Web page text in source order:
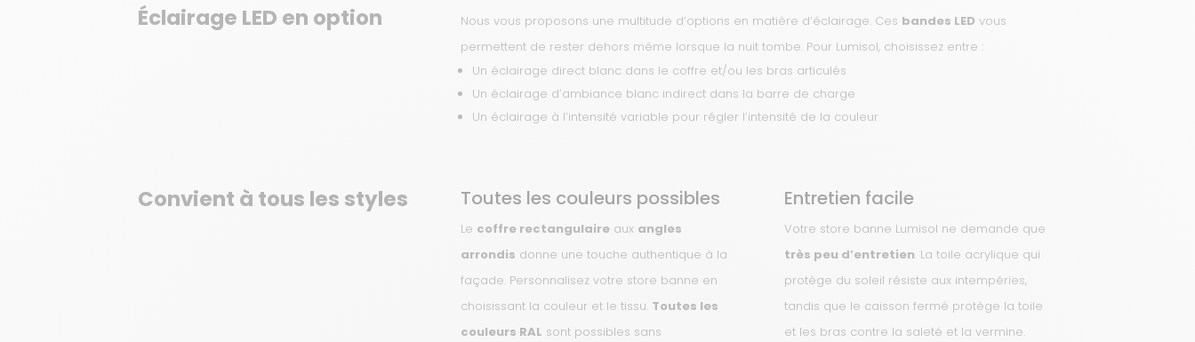
Éclairage LED en option Nous vous proposons une multitude d’options en matière d’éclairage. Ces bandes LED vous
permettent de rester dehors même lorsque la nuit tombe. Pour Lumisol, choisissez entre :
Un éclairage direct blanc dans le coffre et/ou les bras articulés
Un éclairage d’ambiance blanc indirect dans la barre de charge
Un éclairage à l’intensité variable pour régler l’intensité de la couleur
Convient à tous les styles Toutes les couleurs possibles
Le coffre rectangulaire aux angles
arrondis donne une touche authentique à la
façade. Personnalisez votre store banne en
choisissant la couleur et le tissu. Toutes les
couleurs RAL sont possibles sans
Entretien facile
Votre store banne Lumisol ne demande que
très peu d’entretien. La toile acrylique qui
protège du soleil résiste aux intempéries,
tandis que le caisson fermé protège la toile
et les bras contre la saleté et la vermine.